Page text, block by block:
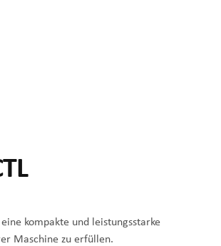
kompakte und leistungsstarke
Maschine zu erfüllen.